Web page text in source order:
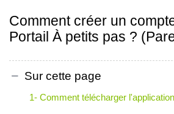
Comment créer un
Portail À petits pas ?
Sur cette page
1- Comment télécharger